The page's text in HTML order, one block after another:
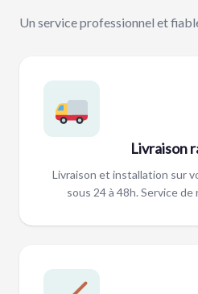
Un service professionnel et
Livraison
Livraison et installation sur
sous 24 à 48h. Service